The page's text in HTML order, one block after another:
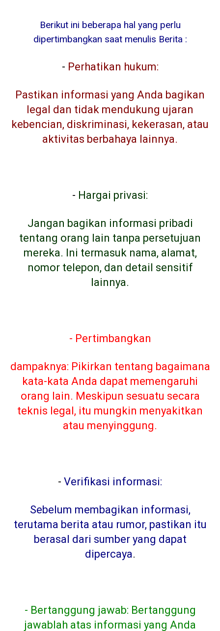
Berikut ini beberapa hal yang perlu
dipertimbangkan saat menulis Berita :
- Perhatikan hukum:
Pastikan informasi yang Anda bagikan
legal dan tidak mendukung ujaran
kebencian, diskriminasi, kekerasan, atau
aktivitas berbahaya lainnya.
- Hargai privasi:
Jangan bagikan informasi pribadi
tentang orang lain tanpa persetujuan
mereka. Ini termasuk nama, alamat,
nomor telepon, dan detail sensitif
lainnya.
- Pertimbangkan
dampaknya: Pikirkan tentang bagaimana
kata-kata Anda dapat memengaruhi
orang lain. Meskipun sesuatu secara
teknis legal, itu mungkin menyakitkan
atau menyinggung.
- Verifikasi informasi:
Sebelum membagikan informasi,
terutama berita atau rumor, pastikan itu
berasal dari sumber yang dapat
dipercaya.
- Bertanggung jawab: Bertanggung
jawablah atas informasi yang Anda